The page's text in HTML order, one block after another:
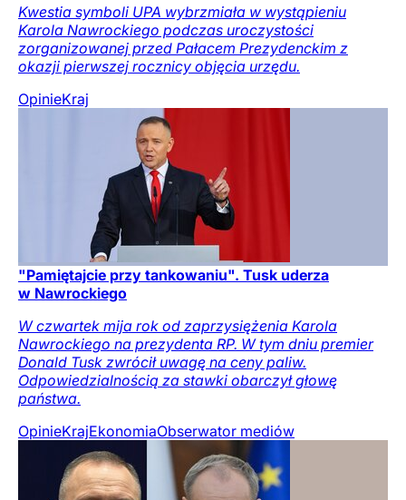
Kwestia symboli UPA wybrzmiała w wystąpieniu
Karola Nawrockiego podczas uroczystości
zorganizowanej przed Pałacem Prezydenckim z
okazji pierwszej rocznicy objęcia urzędu.
OpinieKraj
"Pamiętajcie przy tankowaniu". Tusk uderza
w Nawrockiego
W czwartek mija rok od zaprzysiężenia Karola
Nawrockiego na prezydenta RP. W tym dniu premier
Donald Tusk zwrócił uwagę na ceny paliw.
Odpowiedzialnością za stawki obarczył głowę
państwa.
OpinieKrajEkonomiaObserwator mediów